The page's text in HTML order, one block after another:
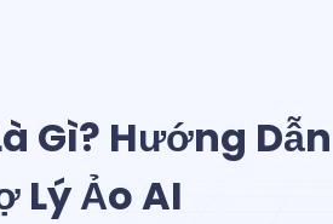
Gì? Hướng
Lý Ảo AI